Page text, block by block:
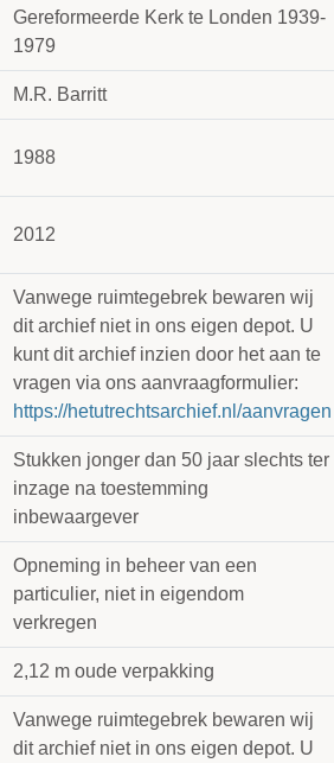
Gereformeerde Kerk te Londen 1939-
1979
M.R. Barritt
1988
2012
Vanwege ruimtegebrek bewaren wij
dit archief niet in ons eigen depot. U
kunt dit archief inzien door het aan te
vragen via ons aanvraagformulier:
https://hetutrechtsarchief.nl/aanvragen
Stukken jonger dan 50 jaar slechts ter
inzage na toestemming
inbewaargever
Opneming in beheer van een
particulier, niet in eigendom
verkregen
2,12 m oude verpakking
Vanwege ruimtegebrek bewaren wij
dit archief niet in ons eigen depot. U